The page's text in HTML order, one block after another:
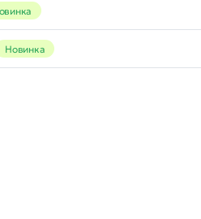
Новинка